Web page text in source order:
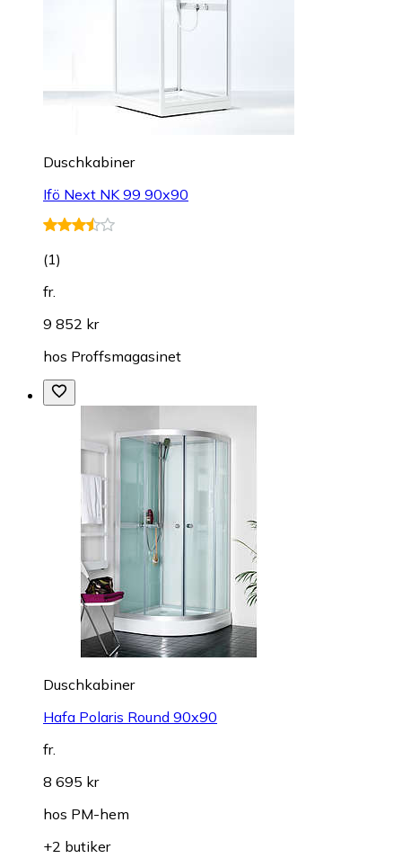
Duschkabiner
Ifö Next NK 99 90x90
(1)
fr.
9 852 kr
hos Proffsmagasinet
Duschkabiner
Hafa Polaris Round 90x90
fr.
8 695 kr
hos PM-hem
+2 butiker